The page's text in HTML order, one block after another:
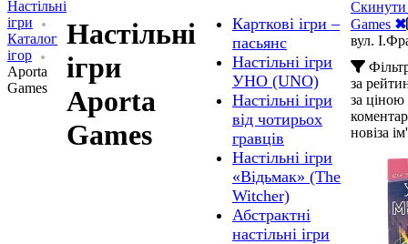
Настільні
ігри
Каталог
ігор
Aporta
Games
Настільні
ігри
Aporta
Games
Карткові ігри –
пасьянс
Настільні ігри
УНО (UNO)
Настільні ігри
від чотирьох
гравців
Настільні ігри
«Відьмак» (The
Witcher)
Абстрактні
настільні ігри
Скинути
Games ✖
вул.
за
за ціною
новіза